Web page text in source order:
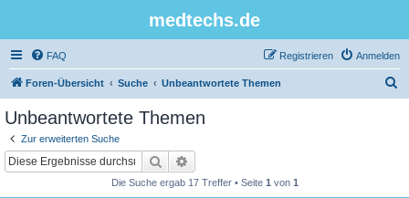
medtechs.de
FAQ Anmelden
Registrieren
Foren-Übersicht Suche Unbeantwortete Themen
Unbeantwortete Themen
Zur erweiterten Suche
Suche
Die Suche ergab 17 Treffer • Seite 1 von 1